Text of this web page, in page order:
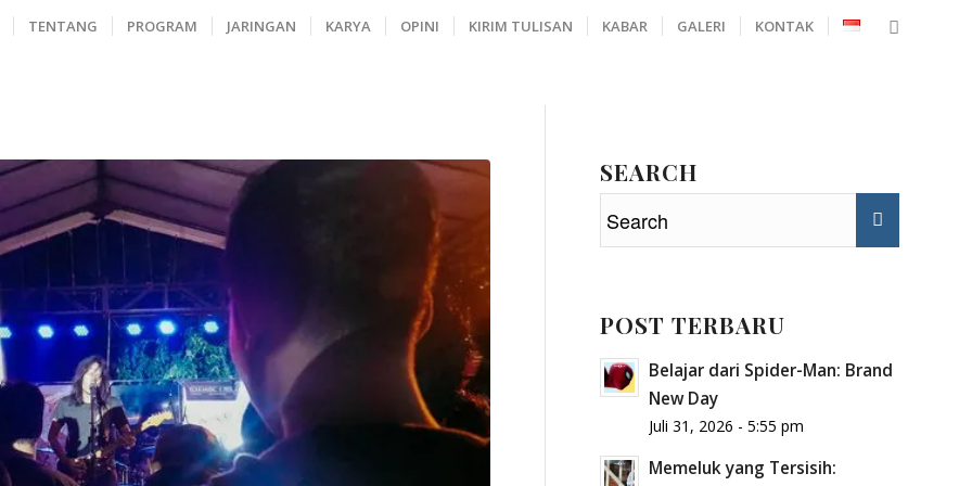
TENTANG PROGRAM JARINGAN KARYA OPINI KIRIM TULISAN KABAR GALERI KONTAK
SEARCH
POST TERBARU
Belajar dari Spider-Man: Brand
New Day
Juli 31, 2026 - 5:55 pm
Memeluk yang Tersisih: